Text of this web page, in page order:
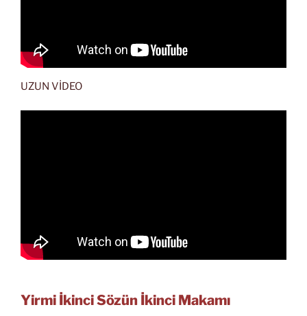
UZUN VİDEO
Yirmi İkinci Sözün İkinci Makamı